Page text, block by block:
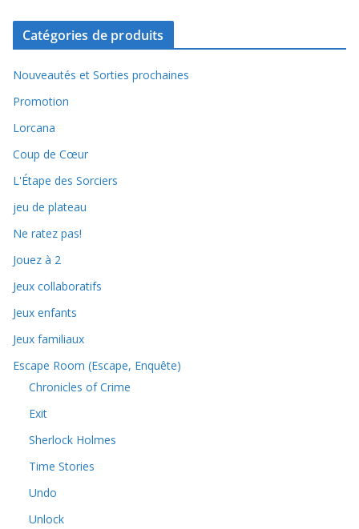
Catégories de produits
Nouveautés et Sorties prochaines
Promotion
Lorcana
Coup de Cœur
L'Étape des Sorciers
jeu de plateau
Ne ratez pas!
Jouez à 2
Jeux collaboratifs
Jeux enfants
Jeux familiaux
Escape Room (Escape, Enquête)
Chronicles of Crime
Exit
Sherlock Holmes
Time Stories
Undo
Unlock